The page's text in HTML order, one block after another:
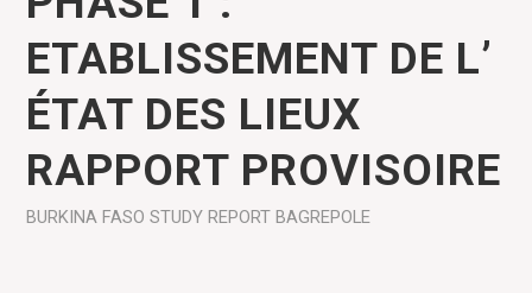
ETABLISSEMENT DE L’
ÉTAT DES LIEUX
RAPPORT PROVISOIRE
BURKINA FASO STUDY REPORT BAGREPOLE